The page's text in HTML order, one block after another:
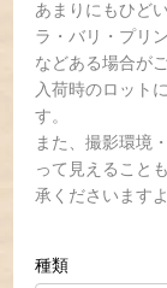
あまりにもひど
ラ・バリ・プリ
などある場合が
入荷時のロット
す。
また、撮影環境
って見えること
承くださいます
種類